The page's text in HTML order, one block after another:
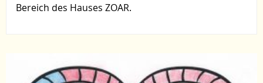
Bereich des Hauses ZOAR.